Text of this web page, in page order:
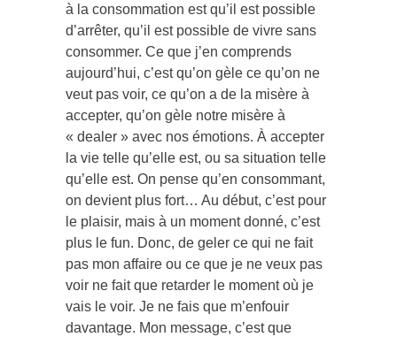
à la consommation est qu’il est possible
d’arrêter, qu’il est possible de vivre sans
consommer. Ce que j’en comprends
aujourd’hui, c’est qu’on gèle ce qu’on ne
veut pas voir, ce qu’on a de la misère à
accepter, qu’on gèle notre misère à
« dealer » avec nos émotions. À accepter
la vie telle qu’elle est, ou sa situation telle
qu’elle est. On pense qu’en consommant,
on devient plus fort… Au début, c’est pour
le plaisir, mais à un moment donné, c’est
plus le fun. Donc, de geler ce qui ne fait
pas mon affaire ou ce que je ne veux pas
voir ne fait que retarder le moment où je
vais le voir. Je ne fais que m’enfouir
davantage. Mon message, c’est que